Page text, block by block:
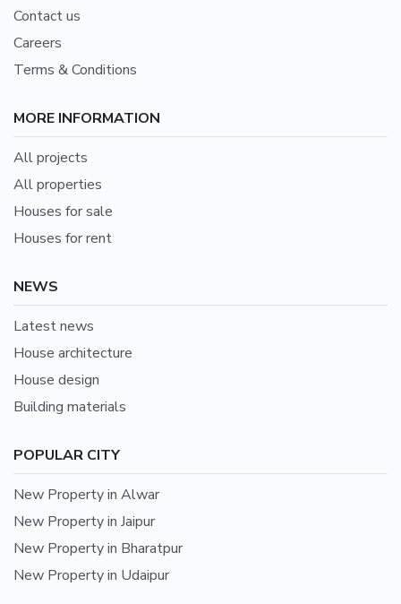
Contact us
Careers
Terms & Conditions
MORE INFORMATION
All projects
All properties
Houses for sale
Houses for rent
NEWS
Latest news
House architecture
House design
Building materials
POPULAR CITY
New Property in Alwar
New Property in Jaipur
New Property in Bharatpur
New Property in Udaipur